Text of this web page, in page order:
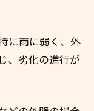
に雨に弱く、外
、劣化の進行が